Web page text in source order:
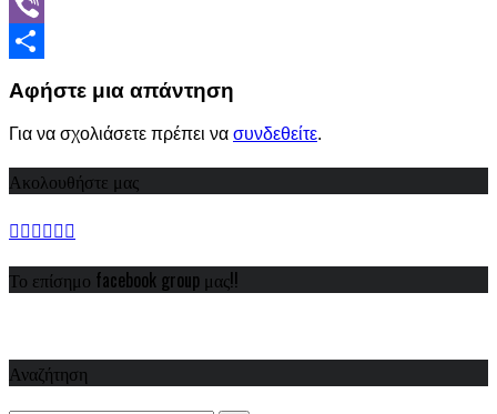
WhatsApp
Viber
Αφήστε μια απάντηση
Για να σχολιάσετε πρέπει να συνδεθείτε.
Ακολουθήστε μας
Το επίσημο facebook group μας!!
Αναζήτηση